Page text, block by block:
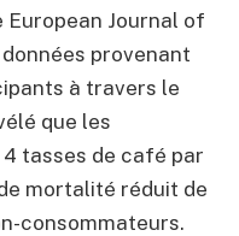
Journal of
provenant
à travers le
que les
tasses de café par
mortalité réduit de
consommateurs.